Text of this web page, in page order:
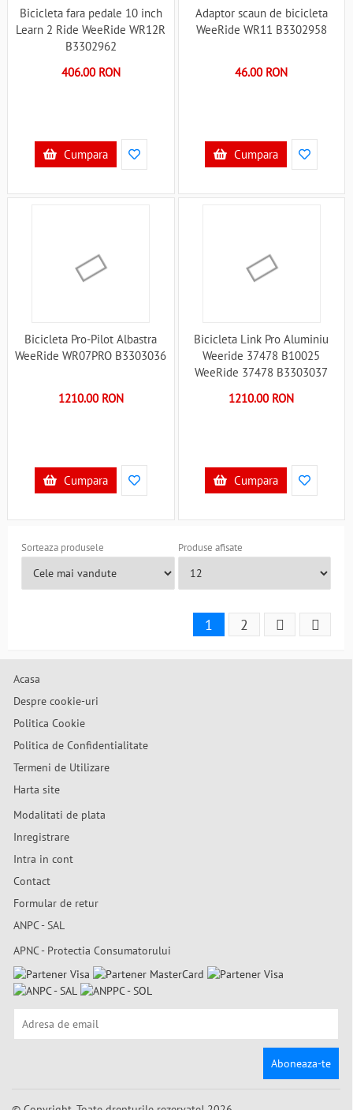
Bicicleta fara pedale 10 inch
Learn 2 Ride WeeRide WR12R
B3302962
406.00 RON
Cumpara
Adaptor scaun de bicicleta
WeeRide WR11 B3302958
46.00 RON
Cumpara
Bicicleta Pro-Pilot Albastra
WeeRide WR07PRO B3303036
1210.00 RON
Cumpara
Bicicleta Link Pro Aluminiu
Weeride 37478 B10025
WeeRide 37478 B3303037
1210.00 RON
Cumpara
Sorteaza produsele Produse afisate
1 2
Acasa
Despre cookie-uri
Politica Cookie
Politica de Confidentialitate
Termeni de Utilizare
Harta site
Modalitati de plata
Inregistrare
Intra in cont
Contact
Formular de retur
ANPC - SAL
APNC - Protectia Consumatorului
Aboneaza-te